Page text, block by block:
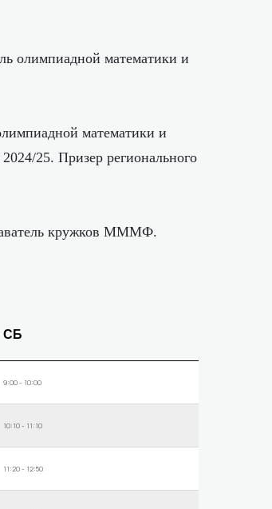
олимпиадной математики и
математики и
25. Призер регионального
кружков МММФ.
СБ
9:00 - 10:00
10:10 - 11:10
11:20 - 12:50